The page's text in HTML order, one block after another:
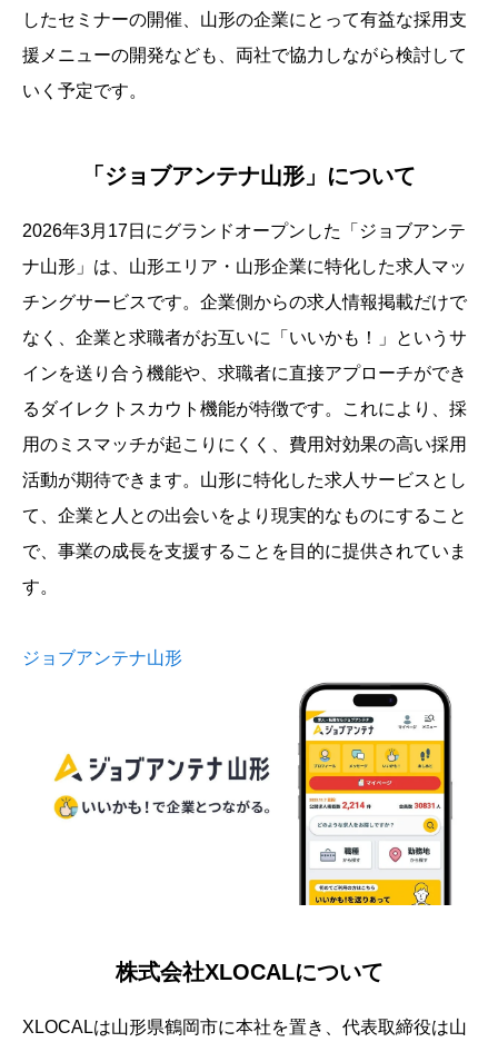
したセミナーの開催、山形の企業にとって有益な採用支
援メニューの開発なども、両社で協力しながら検討して
いく予定です。
「ジョブアンテナ山形」について
2026年3月17日にグランドオープンした「ジョブアンテ
ナ山形」は、山形エリア・山形企業に特化した求人マッ
チングサービスです。企業側からの求人情報掲載だけで
なく、企業と求職者がお互いに「いいかも！」というサ
インを送り合う機能や、求職者に直接アプローチができ
るダイレクトスカウト機能が特徴です。これにより、採
用のミスマッチが起こりにくく、費用対効果の高い採用
活動が期待できます。山形に特化した求人サービスとし
て、企業と人との出会いをより現実的なものにすること
で、事業の成長を支援することを目的に提供されていま
す。
ジョブアンテナ山形
株式会社XLOCALについて
XLOCALは山形県鶴岡市に本社を置き、代表取締役は山